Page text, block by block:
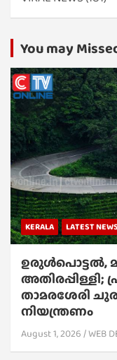
You may
KERALA LATEST NEWS
ഉരുൾപൊട്ടൽ,
അതിരപ്പിള്ളി;
താമരശേരി
നിയന്ത്രണം
August 1, 2026 WEB